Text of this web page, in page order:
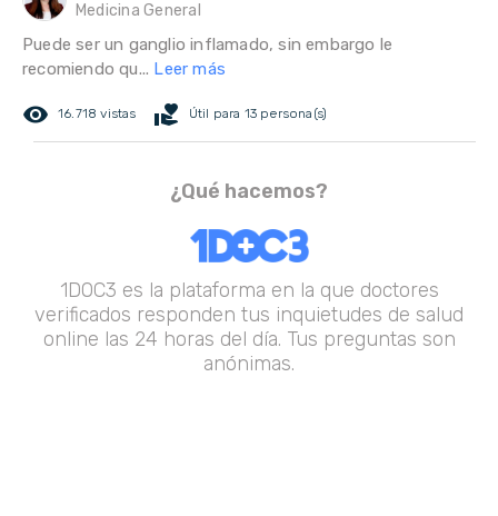
Medicina General
Puede ser un ganglio inflamado, sin embargo le
recomiendo qu... Leer más
remove_red_eye 16.718 vistas volunteer_activism Útil para 13 persona(s)
¿Qué hacemos?
1DOC3 es la plataforma en la que doctores
verificados responden tus inquietudes de salud
online las 24 horas del día. Tus preguntas son
anónimas.